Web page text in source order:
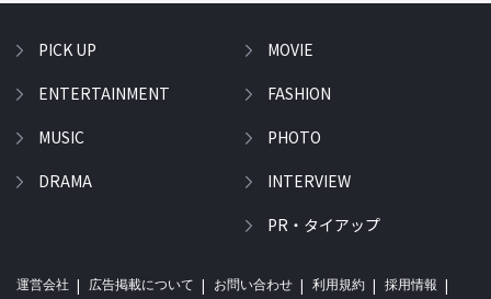
PICK UP
ENTERTAINMENT
MUSIC
DRAMA
MOVIE
FASHION
PHOTO
INTERVIEW
PR・タイアップ
運営会社 広告掲載について お問い合わせ 利用規約 採用情報